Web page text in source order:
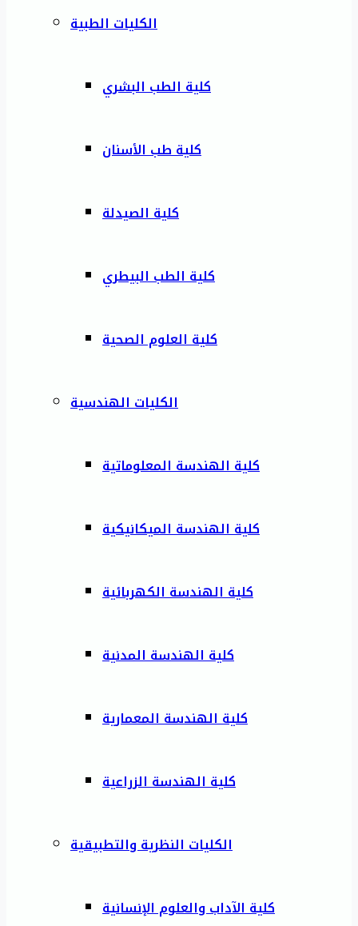
الكليات الطبية
كلية الطب البشري
كلية طب الأسنان
كلية الصيدلة
كلية الطب البيطري
كلية العلوم الصحية
الكليات الهندسية
كلية الهندسة المعلوماتية
كلية الهندسة الميكانيكية
كلية الهندسة الكهربائية
كلية الهندسة المدنية
كلية الهندسة المعمارية
كلية الهندسة الزراعية
الكليات النظرية والتطبيقية
كلية الآداب والعلوم الإنسانية